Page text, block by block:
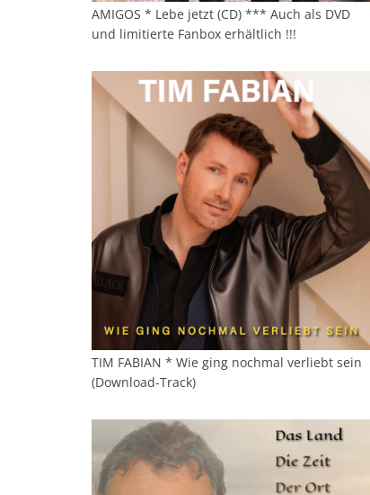
AMIGOS * Lebe jetzt (CD) *** Auch als DVD
und limitierte Fanbox erhältlich !!!
TIM FABIAN * Wie ging nochmal verliebt sein
(Download-Track)